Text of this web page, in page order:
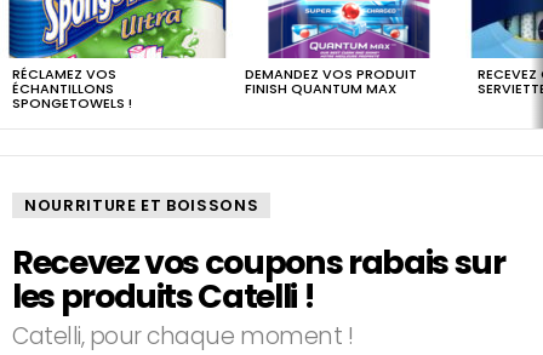
RÉCLAMEZ VOS
ÉCHANTILLONS
SPONGETOWELS !
DEMANDEZ VOS PRODUIT
FINISH QUANTUM MAX
NOURRITURE ET BOISSONS
Recevez vos coupons rabais sur
les produits Catelli !
Catelli, pour chaque moment !